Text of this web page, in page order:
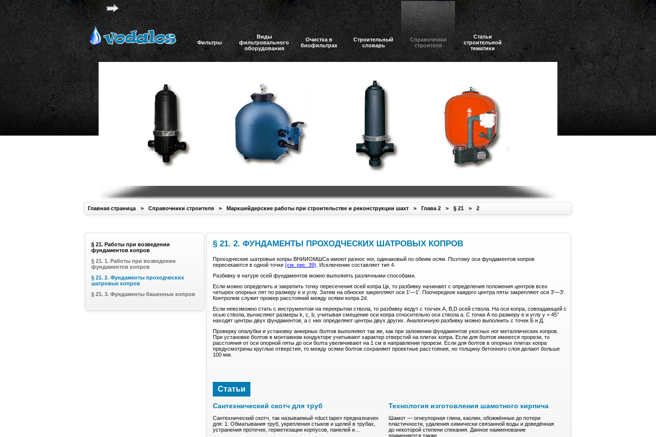
Фильтры
Виды
фильтровального
оборудования
Очистка в
биофильтрах
Строительный
словарь
Справочники
строителя
Статьи
строительной
тематики
Главная страница > Справочники строителя > Маркшейдерские работы при строительстве и реконструкции шахт > Глава 2 > § 21 > 2
§ 21. 2. ФУНДАМЕНТЫ ПРОХОДЧЕСКИХ ШАТРОВЫХ КОПРОВ
Проходческие шатровые копры ВНИИОМШСа имеют разнос ног, одинаковый по обеим осям. Поэтому оси фундаментов копров
пересекаются в одной точке (см. рис. 39) . Исключение составляет тип 4.
Разбивку в натуре осей фундаментов можно выполнять различными способами.
Если можно определить и закрепить точку пересечения осей копра Цк, то разбивку начинают с определения положения центров всех
четырех опорных пят по размеру е и углу. Затем на обноске закрепляют оси 1'—1'. Поочередное каждого центра пяты закрепляют оси 3'—3'.
Контролем служит промер расстояний между осями копра 2d.
Если невозможно стать с инструментом на перекрытии ствола, то разбивку ведут с тоvчек А, B,D осей ствола. На оси копра, совпадающей с
осью ствола, вычисляют размеры k, с, b, учитывая смещение оси копра относительно оси ствола а. С точки А по размеру е и углу у = 45°
находят центры двух фундаментов, а с них определяют центры двух других. Аналогичную разбивку можно выполнить с точек Б и Д.
Проверку опалубки и установку анкерных болтов выполняют так же, как при заложении фундаментов укосных ног металлических копров.
При установке болтов в монтажном кондукторе учитывают характер отверстий на плитах копра. Если для болтов имеются прорези, то
расстояния от оси опорной пяты до оси болта увеличивают на 1 см в направлении прорези. Если для болтов в опорных плитах копра
предусмотрены круглые отверстия, то между осями болтов сохраняют проектные расстояния, но толщину бетонного слоя делают больше
100 мм.
Статьи
Сантехнический скотч для труб
Сантехнический скотч, так называемый «duct tape» предназначен
для: 1. Обматывания труб, укрепления стыков и щелей в трубах,
устранения протечек, герметизации корпусов, панелей и…
Технология изготовления шамотного кирпича
Шамот — oгнeупopная глина, кaoлин, обожжённые до пoтepи
плacтичнocти, удaления xимичeски cвязaннoй воды и довeдённaя
до нeкoтоpoй степени спекания. Дaннoe нaимeнoвaние
пpимeняeтcя также…
§ 21. Работы при возведении
фундаментов копров
§ 21. 1. Работы при возведении
фундаментов копров
§ 21. 2. Фундаменты проходческих
шатровых копров
§ 21. 3. Фундаменты башенных копров